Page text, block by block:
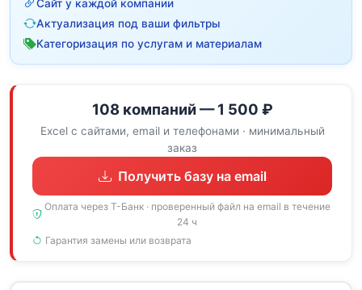
Сайт у каждой компании
Актуализация под ваши фильтры
Категоризация по услугам и материалам
108 компаний — 1 500 ₽
Excel с сайтами, email и телефонами · минимальный
заказ
Получить базу на email
Оплата через Т-Банк · проверенный файл на email в течение
24 ч
Гарантия замены или возврата